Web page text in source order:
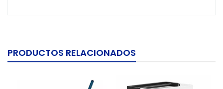
PRODUCTOS RELACIONADOS